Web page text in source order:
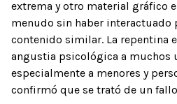
extrema y otro material gráfico
menudo sin haber interactuado
contenido similar. La repentina
angustia psicológica a muchos
especialmente a menores y
confirmó que se trató de un